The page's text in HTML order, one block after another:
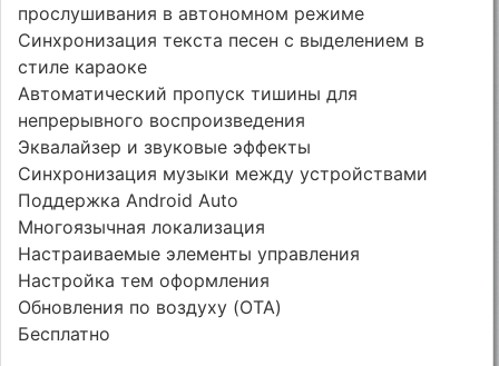
прослушивания в автономном режиме
Синхронизация текста песен с выделением в
стиле караоке
Автоматический пропуск тишины для
непрерывного воспроизведения
Эквалайзер и звуковые эффекты
Синхронизация музыки между устройствами
Поддержка Android Auto
Многоязычная локализация
Настраиваемые элементы управления
Настройка тем оформления
Обновления по воздуху (OTA)
Бесплатно